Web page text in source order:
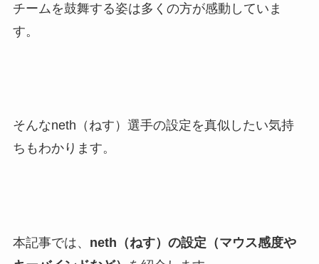
チームを鼓舞する姿は多くの方が感動していま
す。
そんなneth（ねす）選手の設定を真似したい気持
ちもわかります。
本記事では、 neth（ねす）の設定（マウス感度や